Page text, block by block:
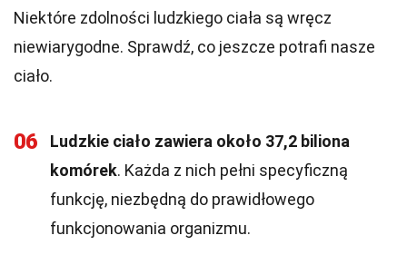
Niektóre zdolności ludzkiego ciała są wręcz
niewiarygodne. Sprawdź, co jeszcze potrafi nasze
ciało.
06
Ludzkie ciało zawiera około 37,2 biliona
komórek. Każda z nich pełni specyficzną
funkcję, niezbędną do prawidłowego
funkcjonowania organizmu.